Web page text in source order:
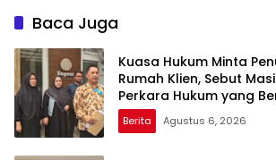
Baca Juga
Kuasa Hukum Minta
Rumah Klien, Sebut
Perkara Hukum yang
Berita Agustus 6, 2026